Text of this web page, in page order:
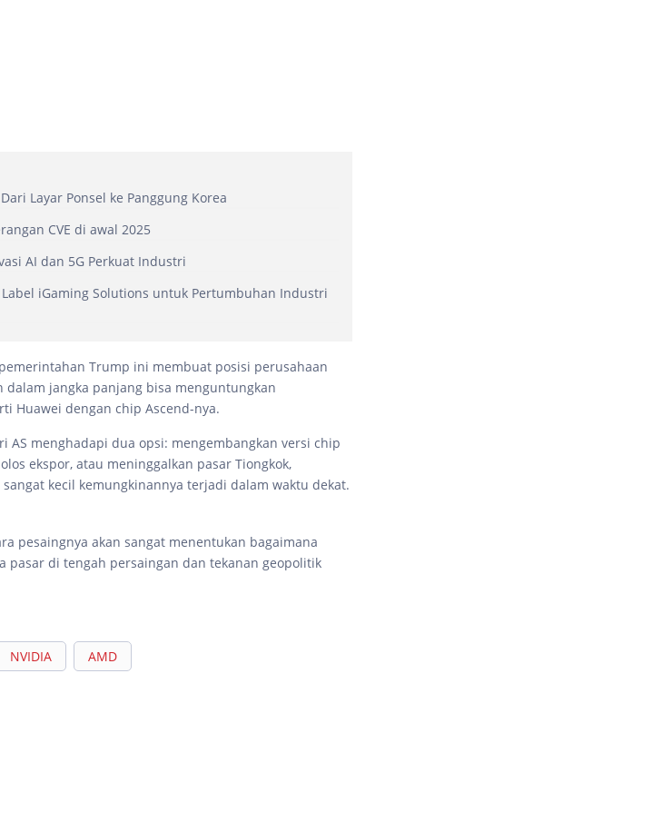
Layar Ponsel ke Panggung Korea
CVE di awal 2025
AI dan 5G Perkuat Industri
iGaming Solutions untuk Pertumbuhan Industri
Trump ini membuat posisi perusahaan
dalam jangka panjang bisa menguntungkan
Huawei dengan chip Ascend-nya.
AS menghadapi dua opsi: mengembangkan versi chip
ekspor, atau meninggalkan pasar Tiongkok,
kecil kemungkinannya terjadi dalam waktu dekat.
pesaingnya akan sangat menentukan bagaimana
pasar di tengah persaingan dan tekanan geopolitik
NVIDIA AMD